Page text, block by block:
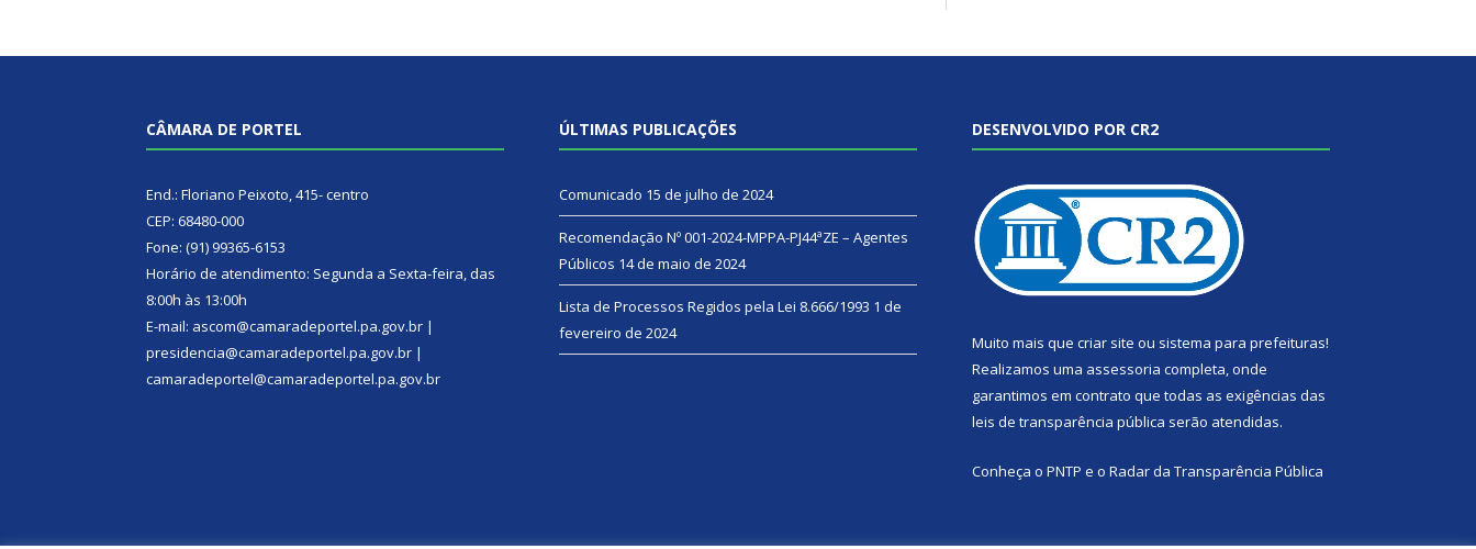
CÂMARA DE PORTEL
End.: Floriano Peixoto, 415- centro
CEP: 68480-000
Fone: (91) 99365-6153
Horário de atendimento: Segunda a Sexta-feira, das
8:00h às 13:00h
E-mail: ascom@camaradeportel.pa.gov.br |
presidencia@camaradeportel.pa.gov.br |
camaradeportel@camaradeportel.pa.gov.br
ÚLTIMAS PUBLICAÇÕES
Comunicado 15 de julho de 2024
Recomendação Nº 001-2024-MPPA-PJ44ªZE – Agentes
Públicos 14 de maio de 2024
Lista de Processos Regidos pela Lei 8.666/1993 1 de
fevereiro de 2024
DESENVOLVIDO POR CR2
Muito mais que criar site ou sistema para prefeituras!
Realizamos uma assessoria completa, onde
garantimos em contrato que todas as exigências das
leis de transparência pública serão atendidas.
Conheça o PNTP e o Radar da Transparência Pública